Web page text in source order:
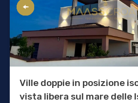
Ville doppie in posizione
vista libera sul mare delle